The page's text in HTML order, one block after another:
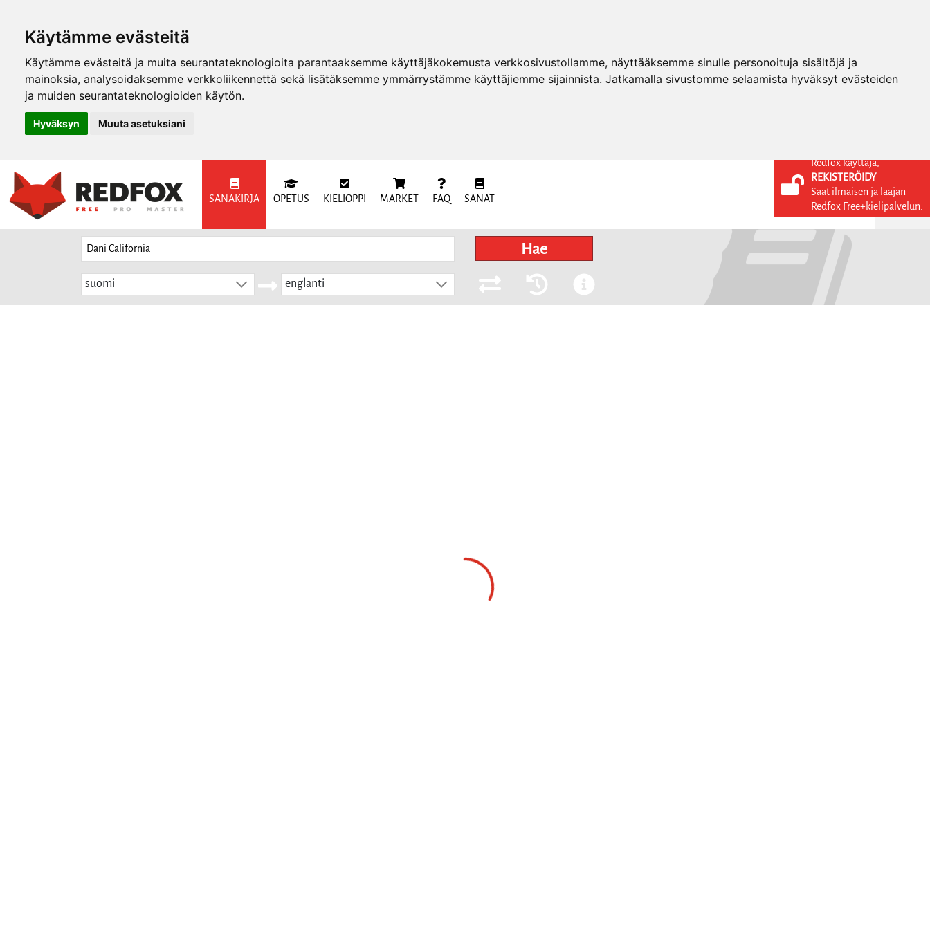
Käytämme evästeitä
Käytämme evästeitä ja muita seurantateknologioita parantaaksemme käyttäjäkokemusta verkkosivustollamme, näyttääksemme sinulle personoituja sisältöjä ja
mainoksia, analysoidaksemme verkkoliikennettä sekä lisätäksemme ymmärrystämme käyttäjiemme sijainnista. Jatkamalla sivustomme selaamista hyväksyt evästeiden
ja muiden seurantateknologioiden käytön.
Hyväksyn Muuta asetuksiani
SANAKIRJA OPETUS KIELIOPPI MARKET FAQ SANAT
KIRJAUDU SISÄÄN
REKISTERÖIDY
Hae
suomi englanti
Redfox käyttäjä,
REKISTERÖIDY
Saat ilmaisen ja laajan
Redfox Free+kielipalvelun.